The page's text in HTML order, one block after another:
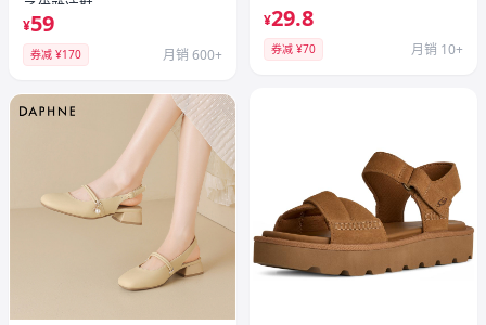
子优雅凉鞋
¥59
券减 ¥170 月销 600+
¥29.8
券减 ¥70 月销 10+